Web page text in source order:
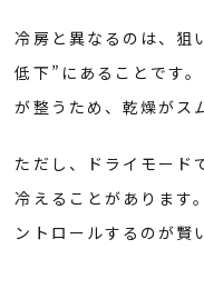
冷房と異なるのは、狙
低下”にあることです
が整うため、乾燥がス
ただし、ドライモード
冷えることがあります
ントロールするのが賢